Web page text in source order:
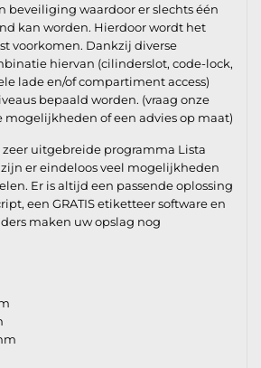
beveiliging waardoor er slechts één
kan worden. Hierdoor wordt het
voorkomen. Dankzij diverse
hiervan (cilinderslot, code-lock,
lade en/of compartiment access)
bepaald worden. (vraag onze
mogelijkheden of een advies op maat)
uitgebreide programma Lista
er eindeloos veel mogelijkheden
Er is altijd een passende oplossing
een GRATIS etiketteer software en
maken uw opslag nog